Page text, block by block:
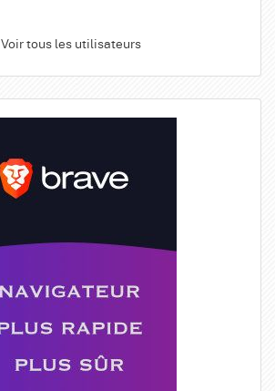
Voir tous les utilisateurs